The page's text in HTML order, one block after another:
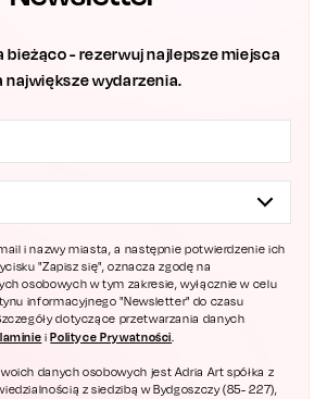
bieżąco - rezerwuj najlepsze miejsca
największe wydarzenia.
i nazwy miasta, a następnie potwierdzenie ich
"Zapisz się", oznacza zgodę na
osobowych w tym zakresie, wyłącznie w celu
informacyjnego "Newsletter" do czasu
dotyczące przetwarzania danych
i Polityce Prywatności.
danych osobowych jest Adria Art spółka z
z siedzibą w Bydgoszczy (85- 227),